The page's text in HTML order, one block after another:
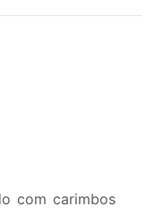
com carimbos